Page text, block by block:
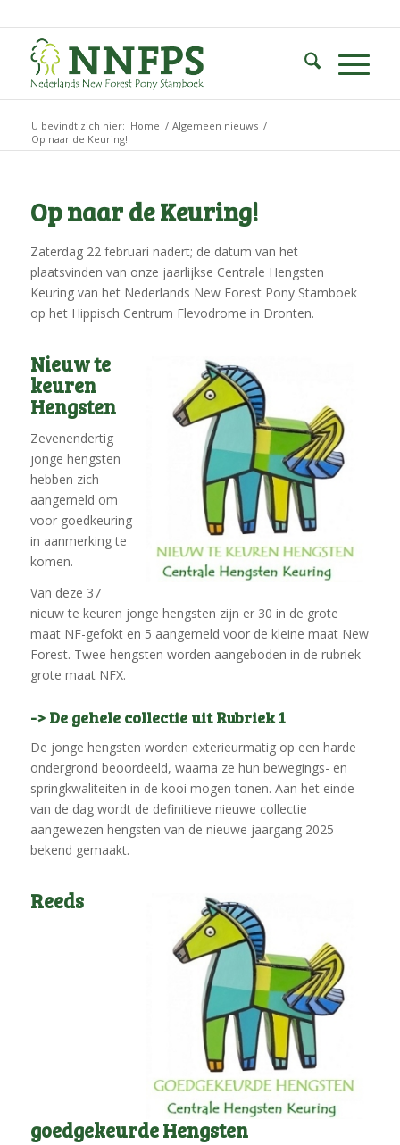
U bevindt zich hier: Home / Algemeen nieuws /
Op naar de Keuring!
Op naar de Keuring!
Zaterdag 22 februari nadert; de datum van het
plaatsvinden van onze jaarlijkse Centrale Hengsten
Keuring van het Nederlands New Forest Pony Stamboek
op het Hippisch Centrum Flevodrome in Dronten.
Nieuw te
keuren
Hengsten
Zevenendertig
jonge hengsten
hebben zich
aangemeld om
voor goedkeuring
in aanmerking te
komen.
Van deze 37
nieuw te keuren jonge hengsten zijn er 30 in de grote
maat NF-gefokt en 5 aangemeld voor de kleine maat New
Forest. Twee hengsten worden aangeboden in de rubriek
grote maat NFX.
-> De gehele collectie uit Rubriek 1
De jonge hengsten worden exterieurmatig op een harde
ondergrond beoordeeld, waarna ze hun bewegings- en
springkwaliteiten in de kooi mogen tonen. Aan het einde
van de dag wordt de definitieve nieuwe collectie
aangewezen hengsten van de nieuwe jaargang 2025
bekend gemaakt.
Reeds
goedgekeurde Hengsten